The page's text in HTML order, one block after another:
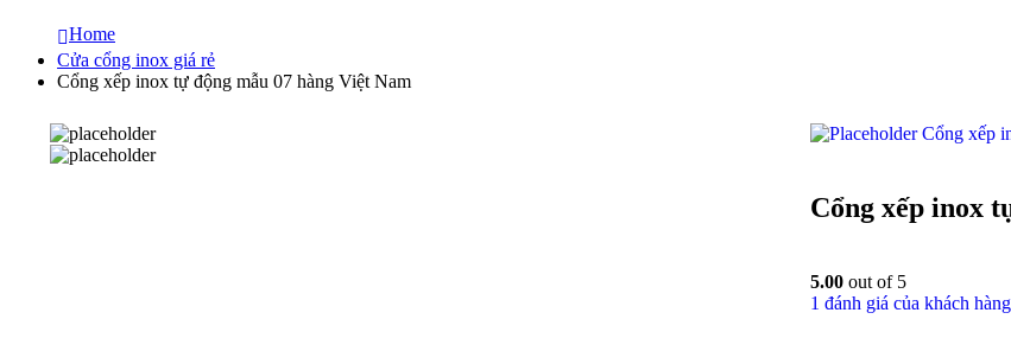
Home
Cửa cổng inox giá rẻ
Cổng xếp inox tự động mẫu 07 hàng Việt Nam
Cổng xếp
Cổng xếp inox
5.00 out of 5
1 đánh giá của khách hàng